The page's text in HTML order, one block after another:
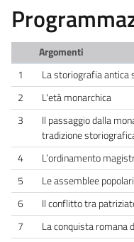
Argomenti
1
La storiografia antica
2
L'età monarchica
3
Il passaggio dalla
tradizione
4
L’ordinamento
5
Le assemblee popolari
6
Il conflitto tra
7
La conquista romana